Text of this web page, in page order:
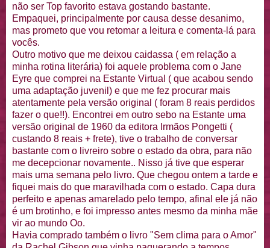
não ser Top favorito estava gostando bastante.
Empaquei, principalmente por causa desse desanimo,
mas prometo que vou retomar a leitura e comenta-lá para
vocês.
Outro motivo que me deixou caidassa ( em relação a
minha rotina literária) foi aquele problema com o Jane
Eyre que comprei na Estante Virtual ( que acabou sendo
uma adaptação juvenil) e que me fez procurar mais
atentamente pela versão original ( foram 8 reais perdidos
fazer o que!!). Encontrei em outro sebo na Estante uma
versão original de 1960 da editora Irmãos Pongetti (
custando 8 reais + frete), tive o trabalho de conversar
bastante com o livreiro sobre o estado da obra, para não
me decepcionar novamente.. Nisso já tive que esperar
mais uma semana pelo livro. Que chegou ontem a tarde e
fiquei mais do que maravilhada com o estado. Capa dura
perfeito e apenas amarelado pelo tempo, afinal ele já não
é um brotinho, e foi impresso antes mesmo da minha mãe
vir ao mundo Oo.
Havia comprado também o livro "Sem clima para o Amor"